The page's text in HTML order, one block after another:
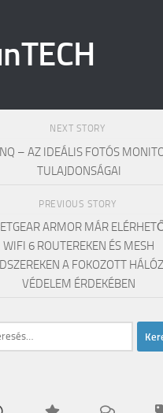
NEXT STORY
– AZ IDEÁLIS FOTÓS
TULAJDONSÁGAI
PREVIOUS STORY
ARMOR MÁR
WIFI 6 ROUTEREKEN ÉS MESH
A FOKOZOTT
VÉDELEM ÉRDEKÉBEN